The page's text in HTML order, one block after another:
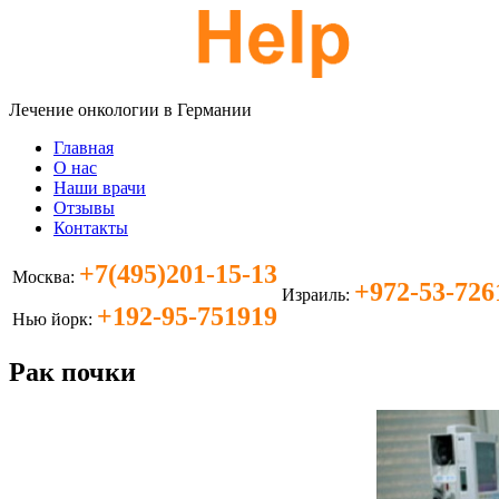
Лечение онкологии в Германии
Главная
О нас
Наши врачи
Отзывы
Контакты
Москва: +7(495)201-15-13
Нью йорк: +192-95-751919
Израиль: +972-53-
Рак почки